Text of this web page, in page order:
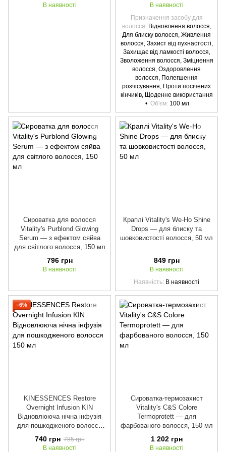
В наявності
В наявності
Призначення засобу для
волосся Відновлення волосся,
Для блиску волосся, Живлення
волосся, Захист від пухнастості,
Захищає від ламкості волосся,
Зволоження волосся, Зміцнення
волосся, Оздоровлення
волосся, Полегшення
розчісування, Проти посічених
кінчиків, Щоденне використання
Об'єм 100 мл
Сироватка для волосся
Vitality's Purblond Glowing
Serum — з ефектом сяйва
для світлого волосся, 150 мл
796 грн
В наявності
Краплі Vitality's We-Ho Shine
Drops — для блиску та
шовковистості волосся, 50 мл
849 грн
В наявності
Наявність В наявності
−6%
KINESSENCES Restore
Overnight Infusion KIN
Відновлююча нічна інфузія
для пошкодженого волосся
740 грн 785 грн
В наявності
Сироватка-термозахист
Vitality's C&S Colore
Termoprotett — для
фарбованого волосся, 150 мл
1 202 грн
В наявності